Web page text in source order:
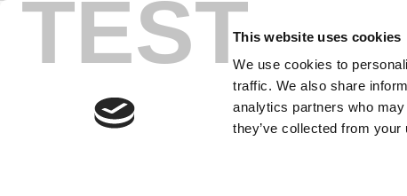
TESTThis website uses cookies
We use cookies to
traffic. We also share
analytics partners who
they’ve collected from
Skip
content
IQnfc+
생산 라인 및 연구소에